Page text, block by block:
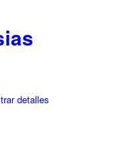
detalles